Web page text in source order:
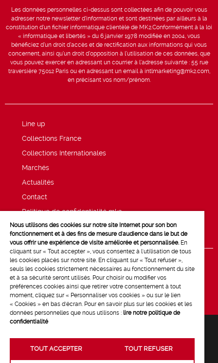
Les données personnelles ci-dessus sont collectées afin de pouvoir vous
adresser notre newsletter d’information et sont destinées par ailleurs à la
constitution d’un fichier informatique clientèle de MK2.Conformément à la loi
« informatique et libertés » du 6 janvier 1978 modifiée en 2004, vous
bénéficiez d’un droit d’accès et de rectification aux informations qui vous
concernent, ainsi qu’un droit d’opposition à l’utilisation de ces données, que
vous pouvez exercer en adressant un courrier à l’adresse suivante : 55 rue
traversière 75012 Paris ou en adressant un email à intlmarketing@mk2.com,
en précisant vos nom/prénom.
Line up
Collections France
Collections Internationales
Marchés
Actualités
Contact
Politique de confidentialité mk2
Mentions légales
Nous utilisons des cookies sur notre site Internet pour son bon
fonctionnement et à des fins de mesure d'audience dans le but de
vous offrir une expérience de visite améliorée et personnalisée. En
cliquant sur « Tout accepter », vous consentez à l'utilisation de tous
les cookies placés sur notre site. En cliquant sur « Tout refuser »,
seuls les cookies strictement nécessaires au fonctionnement du site
et à sa sécurité seront utilisés. Pour choisir ou modifier vos
préférences cookies ainsi que retirer votre consentement à tout
moment, cliquez sur « Personnaliser vos cookies » ou sur le lien
« Cookies » en bas d'écran. Pour en savoir plus sur les cookies et les
données personnelles que nous utilisons : lire notre politique de
confidentialité
TOUT ACCEPTER TOUT REFUSER